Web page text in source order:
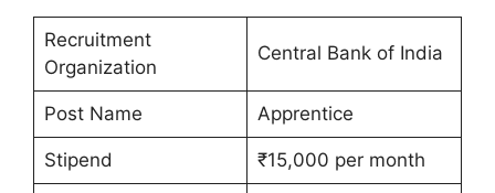
Recruitment
Organization
Central Bank of India
Post Name Apprentice
Stipend ₹15,000 per month